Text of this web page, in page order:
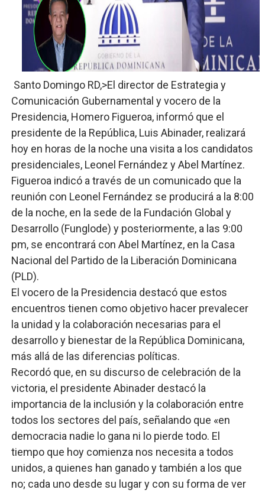
Lee Ballester a los que se forman como agentes
Operativo Interinstitucional “Compromiso Ambiental
Trabajadores de la prensa y Obispado de la
Ministerio de Cultura anuncia ganadores de Premios
Más de 180 dirigentes sindicales de las Américas se
Santo Domingo RD,>El director de Estrategia y
Comunicación Gubernamental y vocero de la
Presidencia, Homero Figueroa, informó que el
presidente de la República, Luis Abinader, realizará
hoy en horas de la noche una visita a los candidatos
presidenciales, Leonel Fernández y Abel Martínez.
Figueroa indicó a través de un comunicado que la
reunión con Leonel Fernández se producirá a la 8:00
de la noche, en la sede de la Fundación Global y
Desarrollo (Funglode) y posteriormente, a las 9:00
pm, se encontrará con Abel Martínez, en la Casa
Nacional del Partido de la Liberación Dominicana
(PLD).
El vocero de la Presidencia destacó que estos
encuentros tienen como objetivo hacer prevalecer
la unidad y la colaboración necesarias para el
desarrollo y bienestar de la República Dominicana,
más allá de las diferencias políticas.
Recordó que, en su discurso de celebración de la
victoria, el presidente Abinader destacó la
importancia de la inclusión y la colaboración entre
todos los sectores del país, señalando que «en
democracia nadie lo gana ni lo pierde todo. El
tiempo que hoy comienza nos necesita a todos
unidos, a quienes han ganado y también a los que
no; cada uno desde su lugar y con su forma de ver